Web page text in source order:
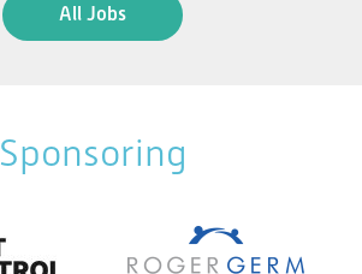
All Jobs
Sponsoring